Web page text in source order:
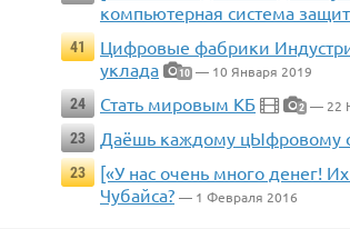
компьютерная система
41
Цифровые фабрики
уклада
10 — 10 Января 2019
24
Стать мировым КБ 2 — 22
23
Даёшь каждому цЫфровому
23
[«У нас очень много денег!
Чубайса? — 1 Февраля 2016